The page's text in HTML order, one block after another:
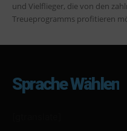
und Vielflieger, die von den
Treueprogramms profitieren
Sprache Wählen